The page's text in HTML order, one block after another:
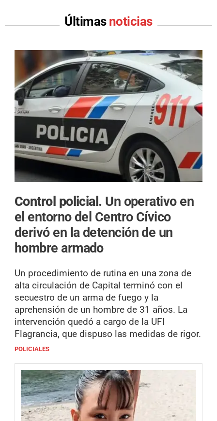
Últimas noticias
Control policial. Un operativo en
el entorno del Centro Cívico
derivó en la detención de un
hombre armado
Un procedimiento de rutina en una zona de
alta circulación de Capital terminó con el
secuestro de un arma de fuego y la
aprehensión de un hombre de 31 años. La
intervención quedó a cargo de la UFI
Flagrancia, que dispuso las medidas de rigor.
POLICIALES